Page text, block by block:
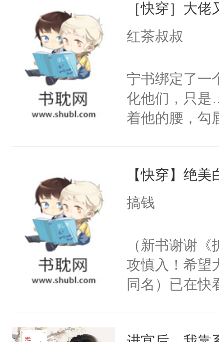
［快穿］大
红茶叔叔
宁书绑定了一
化他们，只是
着他的腰，勾
来，给老公
用力——为你
【快穿】绝
搞钱
（新书谢谢
攻慎入！希望
同名）已在快